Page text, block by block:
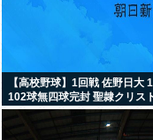
【高校野球】1回戦 佐野日大
102球無四球完封 聖隷クリス